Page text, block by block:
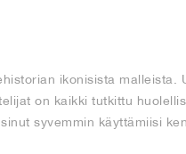
ikonisista malleista.
on kaikki tutkittu
syvemmin käyttämiisi